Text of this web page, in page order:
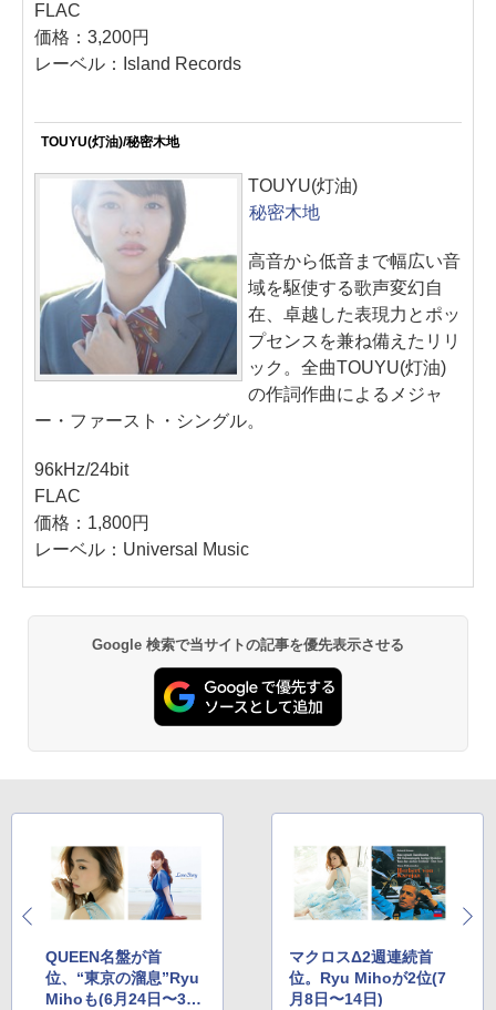
FLAC
価格：3,200円
レーベル：Island Records
TOUYU(灯油)/秘密木地
TOUYU(灯油)
秘密木地
高音から低音まで幅広い音
域を駆使する歌声変幻自
在、卓越した表現力とポッ
プセンスを兼ね備えたリリ
ック。全曲TOUYU(灯油)
の作詞作曲によるメジャ
ー・ファースト・シングル。
96kHz/24bit
FLAC
価格：1,800円
レーベル：Universal Music
Google 検索で当サイトの記事を優先表示させる
QUEEN名盤が首
位、“東京の溜息”Ryu
Mihoも(6月24日〜30
マクロスΔ2週連続首
位。Ryu Mihoが2位(7
月8日〜14日)